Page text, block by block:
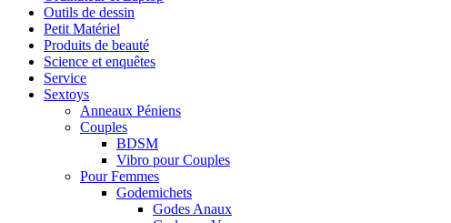
Outils de dessin
Petit Matériel
Produits de beauté
Science et enquêtes
Service
Sextoys
Anneaux Péniens
Couples
BDSM
Vibro pour Couples
Pour Femmes
Godemichets
Godes Anaux